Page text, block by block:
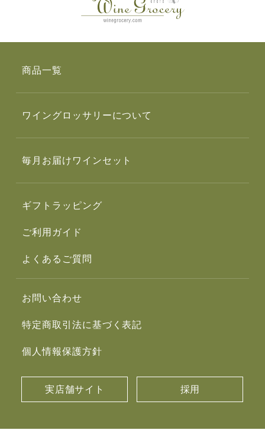
商品一覧
ワイングロッサリーについて
毎月お届けワインセット
ギフトラッピング
ご利用ガイド
よくあるご質問
お問い合わせ
特定商取引法に基づく表記
個人情報保護方針
実店舗サイト 採用